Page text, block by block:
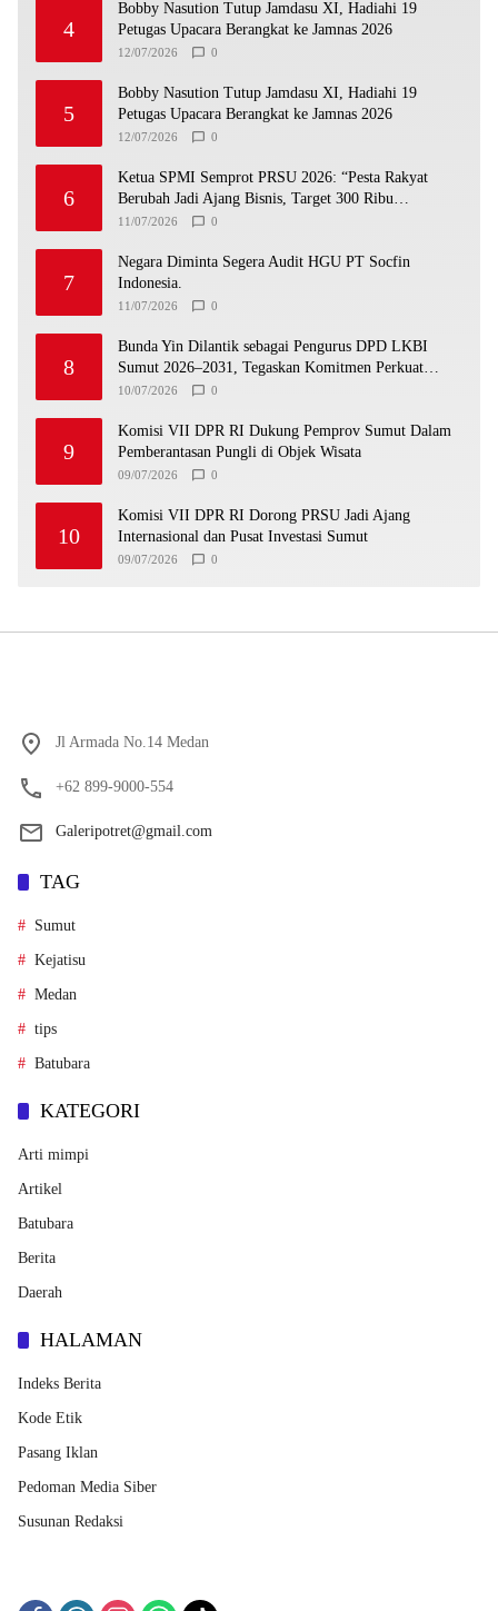
4
Bobby Nasution Tutup Jamdasu XI, Hadiahi 19
Petugas Upacara Berangkat ke Jamnas 2026
12/07/2026 0
5
Bobby Nasution Tutup Jamdasu XI, Hadiahi 19
Petugas Upacara Berangkat ke Jamnas 2026
12/07/2026 0
6
Ketua SPMI Semprot PRSU 2026: “Pesta Rakyat
Berubah Jadi Ajang Bisnis, Target 300 Ribu
Pengunjung Tinggal Slogan”
11/07/2026 0
7
Negara Diminta Segera Audit HGU PT Socfin
Indonesia.
11/07/2026 0
8
Bunda Yin Dilantik sebagai Pengurus DPD LKBI
Sumut 2026–2031, Tegaskan Komitmen Perkuat
Toleransi dan Kerukunan
10/07/2026 0
9
Komisi VII DPR RI Dukung Pemprov Sumut Dalam
Pemberantasan Pungli di Objek Wisata
09/07/2026 0
10
Komisi VII DPR RI Dorong PRSU Jadi Ajang
Internasional dan Pusat Investasi Sumut
09/07/2026 0
Jl Armada No.14 Medan
+62 899-9000-554
Galeripotret@gmail.com
TAG
Sumut
Kejatisu
Medan
tips
Batubara
KATEGORI
Arti mimpi
Artikel
Batubara
Berita
Daerah
HALAMAN
Indeks Berita
Kode Etik
Pasang Iklan
Pedoman Media Siber
Susunan Redaksi